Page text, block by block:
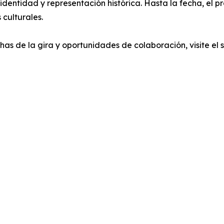
y representación histórica. Hasta la fecha, el
culturales.
de la gira y oportunidades de colaboración, visite el